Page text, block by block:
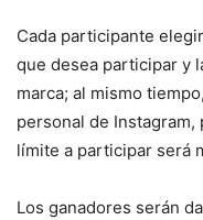
Cada participante
que desea participar y
marca; al mismo
personal de Instagram,
límite a participar será
Los ganadores serán